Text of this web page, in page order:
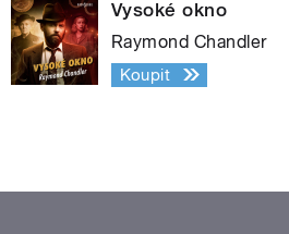
Vysoké okno
Raymond Chandler
Koupit